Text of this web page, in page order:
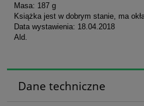
Masa: 187 g
Książka jest w dobrym stanie, ma
Data wystawienia: 18.04.2018
Ald.
Dane techniczne